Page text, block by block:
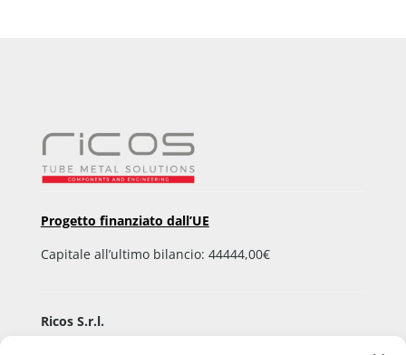
Progetto finanziato dall’UE
Capitale all’ultimo bilancio: 44444,00€
Ricos S.r.l.